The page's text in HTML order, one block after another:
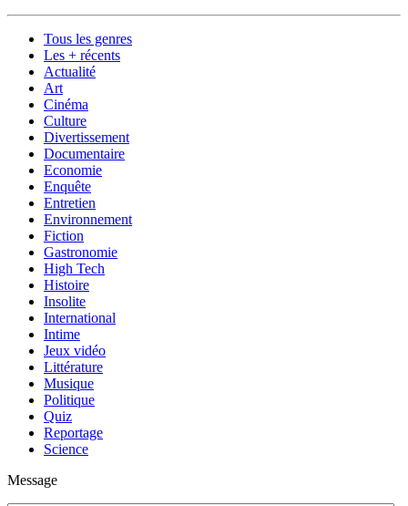
Tous les genres
Les + récents
Actualité
Art
Cinéma
Culture
Divertissement
Documentaire
Economie
Enquête
Entretien
Environnement
Fiction
Gastronomie
High Tech
Histoire
Insolite
International
Intime
Jeux vidéo
Littérature
Musique
Politique
Quiz
Reportage
Science
Message